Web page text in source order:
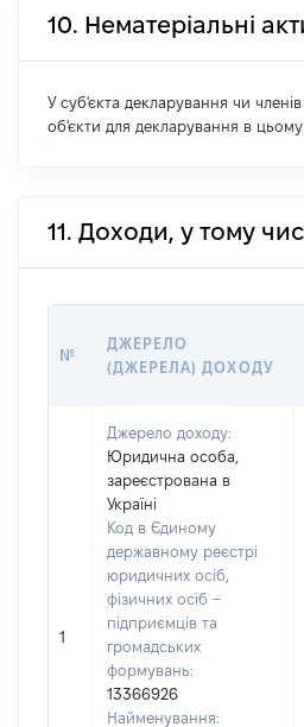
10. Нематеріальні
У суб'єкта декларування чи членів
об'єкти для декларування в цьому
11. Доходи, у тому
№
ДЖЕРЕЛО
(ДЖЕРЕЛА) ДОХОДУ
1
Джерело доходу:
Юридична особа,
зареєстрована в
Україні
Код в Єдиному
державному реєстрі
юридичних осіб,
фізичних осіб –
підприємців та
громадських
формувань:
13366926
Найменування: